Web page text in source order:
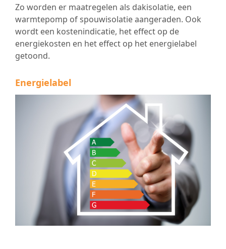
Zo worden er maatregelen als dakisolatie, een
warmtepomp of spouwisolatie aangeraden. Ook
wordt een kostenindicatie, het effect op de
energiekosten en het effect op het energielabel
getoond.
Energielabel